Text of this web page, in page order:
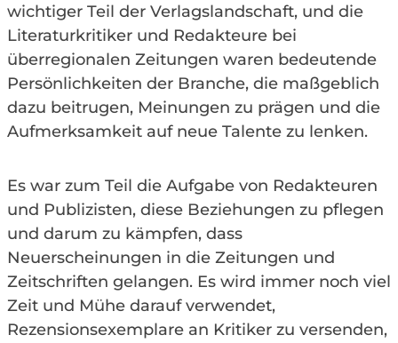
wichtiger Teil der Verlagslandschaft, und die
Literaturkritiker und Redakteure bei
überregionalen Zeitungen waren bedeutende
Persönlichkeiten der Branche, die maßgeblich
dazu beitrugen, Meinungen zu prägen und die
Aufmerksamkeit auf neue Talente zu lenken.
Es war zum Teil die Aufgabe von Redakteuren
und Publizisten, diese Beziehungen zu pflegen
und darum zu kämpfen, dass
Neuerscheinungen in die Zeitungen und
Zeitschriften gelangen. Es wird immer noch viel
Zeit und Mühe darauf verwendet,
Rezensionsexemplare an Kritiker zu versenden,